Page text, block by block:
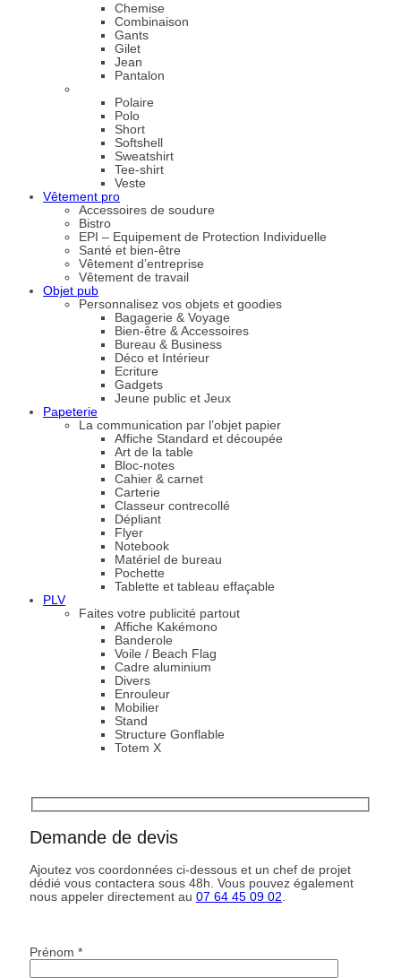
Chemise
Combinaison
Gants
Gilet
Jean
Pantalon
Polaire
Polo
Short
Softshell
Sweatshirt
Tee-shirt
Veste
Vêtement pro
Accessoires de soudure
Bistro
EPI – Equipement de Protection Individuelle
Santé et bien-être
Vêtement d’entreprise
Vêtement de travail
Objet pub
Personnalisez vos objets et goodies
Bagagerie & Voyage
Bien-être & Accessoires
Bureau & Business
Déco et Intérieur
Ecriture
Gadgets
Jeune public et Jeux
Papeterie
La communication par l’objet papier
Affiche Standard et découpée
Art de la table
Bloc-notes
Cahier & carnet
Carterie
Classeur contrecollé
Dépliant
Flyer
Notebook
Matériel de bureau
Pochette
Tablette et tableau effaçable
PLV
Faites votre publicité partout
Affiche Kakémono
Banderole
Voile / Beach Flag
Cadre aluminium
Divers
Enrouleur
Mobilier
Stand
Structure Gonflable
Totem X
Demande de devis
Ajoutez vos coordonnées ci-dessous et un chef de projet
dédié vous contactera sous 48h. Vous pouvez également
nous appeler directement au 07 64 45 09 02
Prénom *